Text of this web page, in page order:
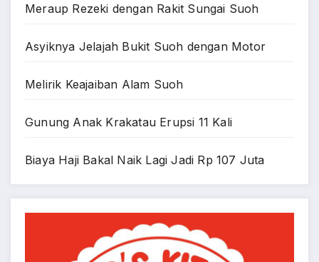
Meraup Rezeki dengan Rakit Sungai Suoh
Asyiknya Jelajah Bukit Suoh dengan Motor
Melirik Keajaiban Alam Suoh
Gunung Anak Krakatau Erupsi 11 Kali
Biaya Haji Bakal Naik Lagi Jadi Rp 107 Juta